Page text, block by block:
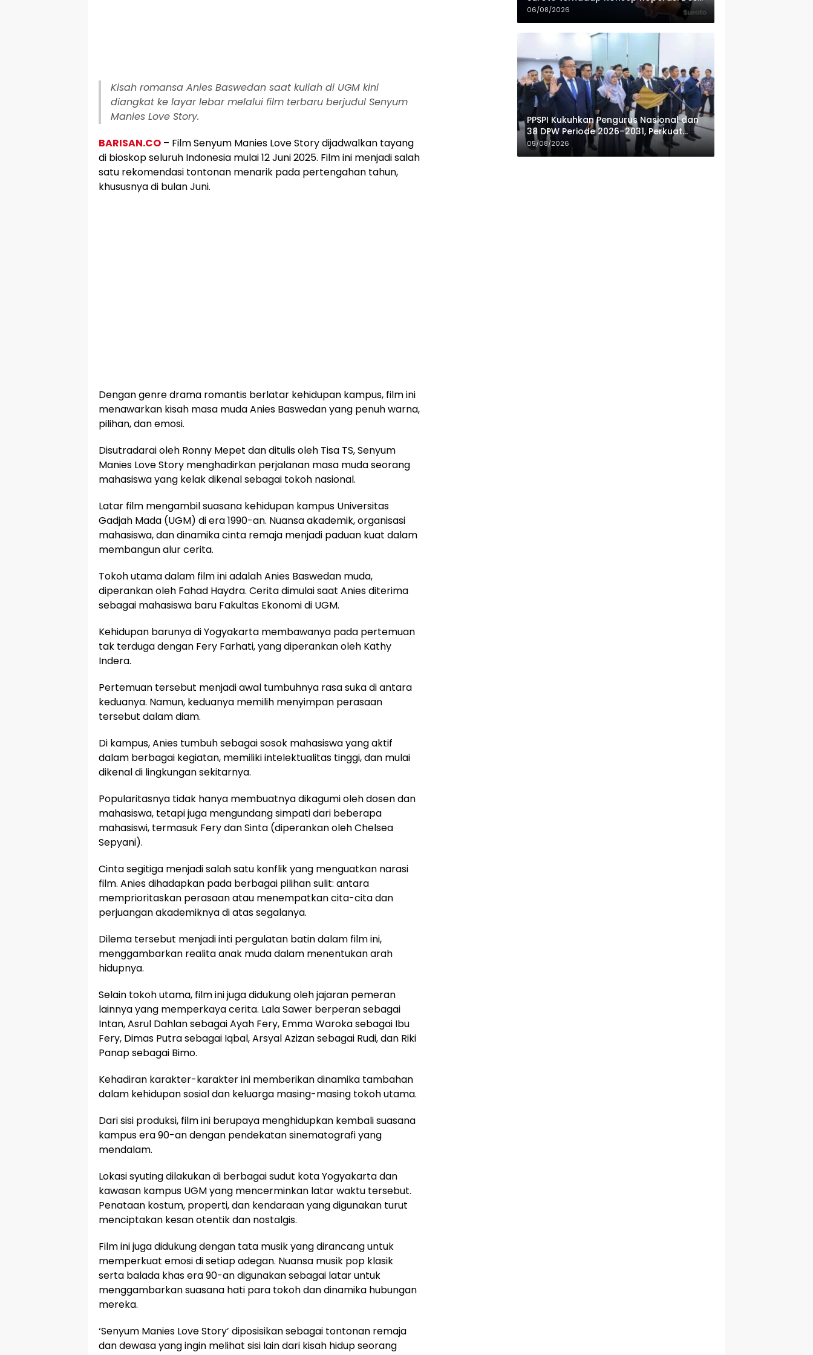
Kisah romansa Anies Baswedan saat kuliah di UGM kini
diangkat ke layar lebar melalui film terbaru berjudul Senyum
Manies Love Story.
BARISAN.CO – Film Senyum Manies Love Story dijadwalkan tayang
di bioskop seluruh Indonesia mulai 12 Juni 2025. Film ini menjadi salah
satu rekomendasi tontonan menarik pada pertengahan tahun,
khususnya di bulan Juni.
Dengan genre drama romantis berlatar kehidupan kampus, film ini
menawarkan kisah masa muda Anies Baswedan yang penuh warna,
pilihan, dan emosi.
Disutradarai oleh Ronny Mepet dan ditulis oleh Tisa TS, Senyum
Manies Love Story menghadirkan perjalanan masa muda seorang
mahasiswa yang kelak dikenal sebagai tokoh nasional.
Latar film mengambil suasana kehidupan kampus Universitas
Gadjah Mada (UGM) di era 1990-an. Nuansa akademik, organisasi
mahasiswa, dan dinamika cinta remaja menjadi paduan kuat dalam
membangun alur cerita.
Tokoh utama dalam film ini adalah Anies Baswedan muda,
diperankan oleh Fahad Haydra. Cerita dimulai saat Anies diterima
sebagai mahasiswa baru Fakultas Ekonomi di UGM.
Kehidupan barunya di Yogyakarta membawanya pada pertemuan
tak terduga dengan Fery Farhati, yang diperankan oleh Kathy
Indera.
Pertemuan tersebut menjadi awal tumbuhnya rasa suka di antara
keduanya. Namun, keduanya memilih menyimpan perasaan
tersebut dalam diam.
Di kampus, Anies tumbuh sebagai sosok mahasiswa yang aktif
dalam berbagai kegiatan, memiliki intelektualitas tinggi, dan mulai
dikenal di lingkungan sekitarnya.
Popularitasnya tidak hanya membuatnya dikagumi oleh dosen dan
mahasiswa, tetapi juga mengundang simpati dari beberapa
mahasiswi, termasuk Fery dan Sinta (diperankan oleh Chelsea
Sepyani).
Cinta segitiga menjadi salah satu konflik yang menguatkan narasi
film. Anies dihadapkan pada berbagai pilihan sulit: antara
memprioritaskan perasaan atau menempatkan cita-cita dan
perjuangan akademiknya di atas segalanya.
Dilema tersebut menjadi inti pergulatan batin dalam film ini,
menggambarkan realita anak muda dalam menentukan arah
hidupnya.
Selain tokoh utama, film ini juga didukung oleh jajaran pemeran
lainnya yang memperkaya cerita. Lala Sawer berperan sebagai
Intan, Asrul Dahlan sebagai Ayah Fery, Emma Waroka sebagai Ibu
Fery, Dimas Putra sebagai Iqbal, Arsyal Azizan sebagai Rudi, dan Riki
Panap sebagai Bimo.
Kehadiran karakter-karakter ini memberikan dinamika tambahan
dalam kehidupan sosial dan keluarga masing-masing tokoh utama.
Dari sisi produksi, film ini berupaya menghidupkan kembali suasana
kampus era 90-an dengan pendekatan sinematografi yang
mendalam.
Lokasi syuting dilakukan di berbagai sudut kota Yogyakarta dan
kawasan kampus UGM yang mencerminkan latar waktu tersebut.
Penataan kostum, properti, dan kendaraan yang digunakan turut
menciptakan kesan otentik dan nostalgis.
Film ini juga didukung dengan tata musik yang dirancang untuk
memperkuat emosi di setiap adegan. Nuansa musik pop klasik
serta balada khas era 90-an digunakan sebagai latar untuk
menggambarkan suasana hati para tokoh dan dinamika hubungan
mereka.
‘Senyum Manies Love Story’ diposisikan sebagai tontonan remaja
dan dewasa yang ingin melihat sisi lain dari kisah hidup seorang
Merah Putih
06/08/2026
PPSPI Kukuhkan Pengurus Nasional dan
38 DPW Periode 2026–2031, Perkuat
Profesionalisme Sektor Publik
05/08/2026